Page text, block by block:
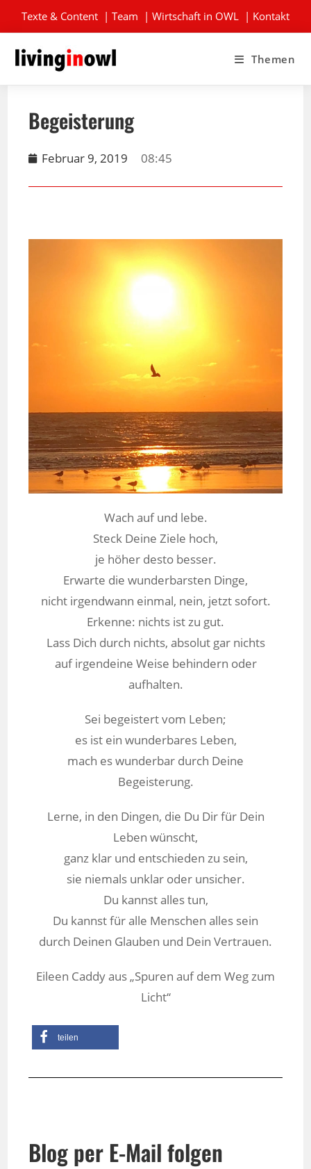
Texte & Content | Team | Wirtschaft in OWL | Kontakt
Themen
Begeisterung
Februar 9, 2019 08:45
Wach auf und lebe.
Steck Deine Ziele hoch,
je höher desto besser.
Erwarte die wunderbarsten Dinge,
nicht irgendwann einmal, nein, jetzt sofort.
Erkenne: nichts ist zu gut.
Lass Dich durch nichts, absolut gar nichts
auf irgendeine Weise behindern oder
aufhalten.
Sei begeistert vom Leben;
es ist ein wunderbares Leben,
mach es wunderbar durch Deine
Begeisterung.
Lerne, in den Dingen, die Du Dir für Dein
Leben wünscht,
ganz klar und entschieden zu sein,
sie niemals unklar oder unsicher.
Du kannst alles tun,
Du kannst für alle Menschen alles sein
durch Deinen Glauben und Dein Vertrauen.
Eileen Caddy aus „Spuren auf dem Weg zum
Licht“
teilen
Blog per E-Mail folgen